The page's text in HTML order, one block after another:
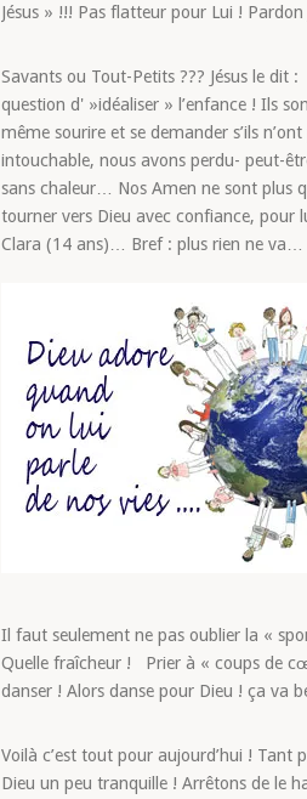
Jésus » !!! Pas flatteur pour Lui ! Pardon
Savants ou Tout-Petits ??? Jésus le dit
question d' »idéaliser » l’enfance ! Ils
même sourire et se demander s’ils
intouchable, nous avons perdu- peut-
sans chaleur… Nos Amen ne sont plus
tourner vers Dieu avec confiance, pour
Clara (14 ans)… Bref : plus rien ne va…
Il faut seulement ne pas oublier la «
Quelle fraîcheur ! Prier à « coups de
danser ! Alors danse pour Dieu ! ça va
Voilà c’est tout pour aujourd’hui !
Dieu un peu tranquille ! Arrêtons de le